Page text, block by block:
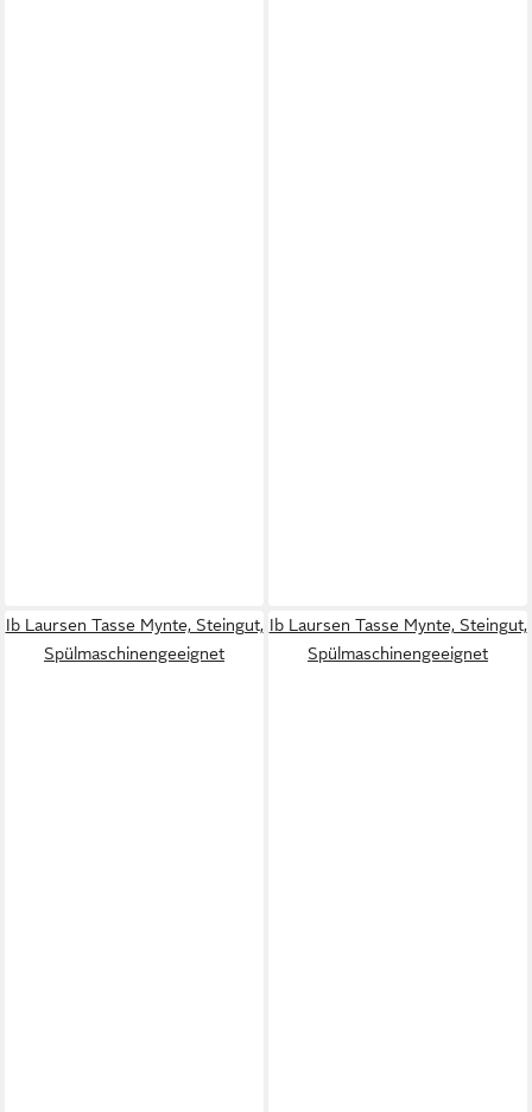
Ib Laursen Tasse Mynte, Steingut,
Spülmaschinengeeignet
Ib Laursen Tasse Mynte, Steingut,
Spülmaschinengeeignet